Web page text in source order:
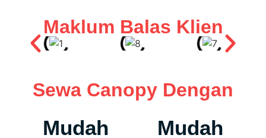
Maklum Balas Klien
Sewa Canopy Dengan
Mudah Mudah